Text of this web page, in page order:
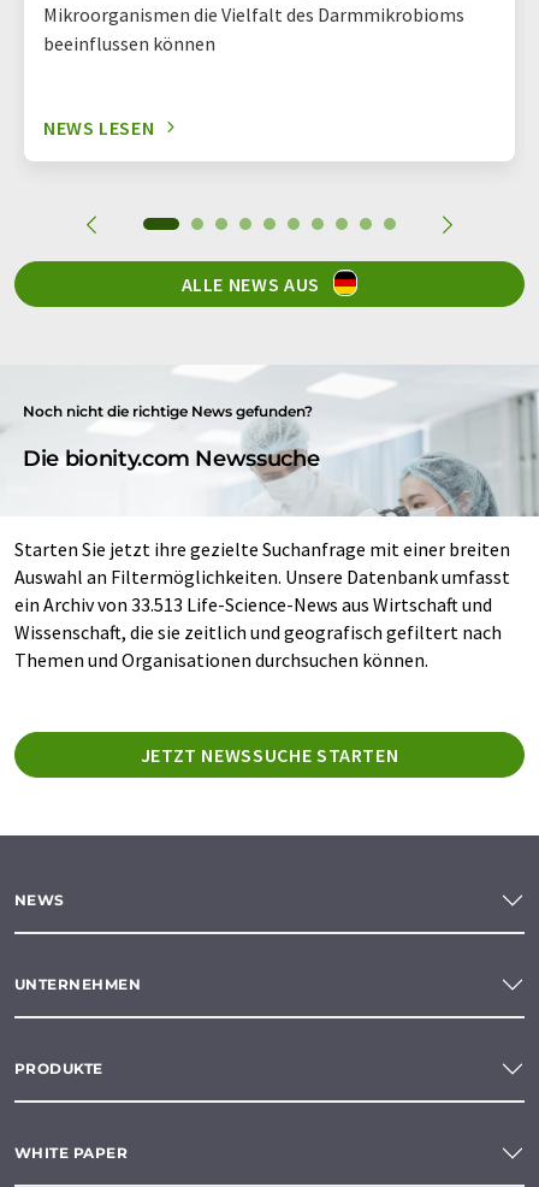
Mikroorganismen die Vielfalt des Darmmikrobioms
beeinflussen können
NEWS LESEN
ALLE NEWS AUS
Noch nicht die richtige News gefunden?
Die bionity.com Newssuche
Starten Sie jetzt ihre gezielte Suchanfrage mit einer breiten
Auswahl an Filtermöglichkeiten. Unsere Datenbank umfasst
ein Archiv von 33.513 Life-Science-News aus Wirtschaft und
Wissenschaft, die sie zeitlich und geografisch gefiltert nach
Themen und Organisationen durchsuchen können.
JETZT NEWSSUCHE STARTEN
NEWS
UNTERNEHMEN
PRODUKTE
WHITE PAPER